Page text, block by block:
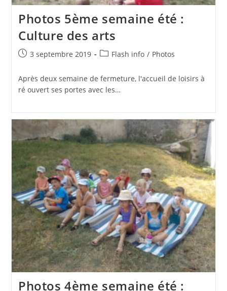
Photos 5ème semaine été :
Culture des arts
Publication
3 septembre 2019
PostFlash info / Photos
Après deux semaine de fermeture, l'accueil de loisirs à
ré ouvert ses portes avec les…
Photos 4ème semaine été :